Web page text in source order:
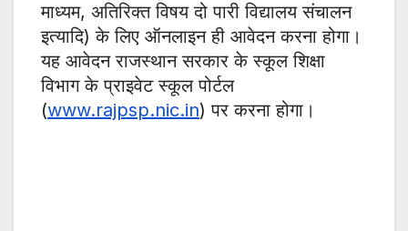
माध्यम, अतिरिक्त विषय दो पारी विद्यालय संचालन
इत्यादि) के लिए ऑनलाइन ही आवेदन करना होगा।
यह आवेदन राजस्थान सरकार के स्कूल शिक्षा
विभाग के प्राइवेट स्कूल पोर्टल
(www.rajpsp.nic.in) पर करना होगा।